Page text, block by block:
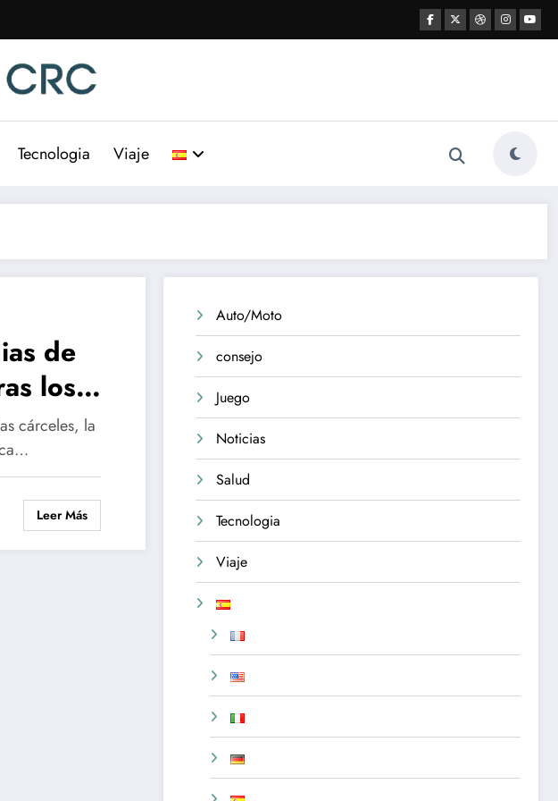
Tecnologia Viaje
de
los
cárceles, la
Leer Más
Auto/Moto
consejo
Juego
Noticias
Salud
Tecnologia
Viaje